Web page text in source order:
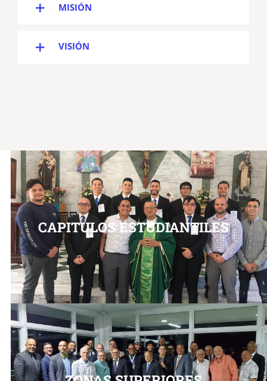
MISIÓN
VISIÓN
CAPITULOS ESTUDIANTILES